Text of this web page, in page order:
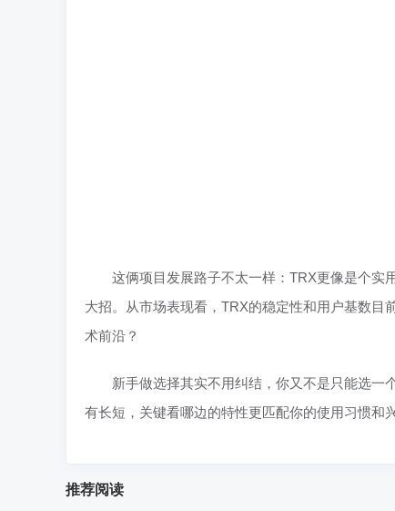
这俩项目发展路子不太一样：TRX更像是个实
大招。从市场表现看，TRX的稳定性和用户基数
术前沿？
新手做选择其实不用纠结，你又不是只能选一
有长短，关键看哪边的特性更匹配你的使用习惯和
推荐阅读